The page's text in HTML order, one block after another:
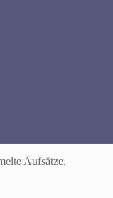
Aufsätze.